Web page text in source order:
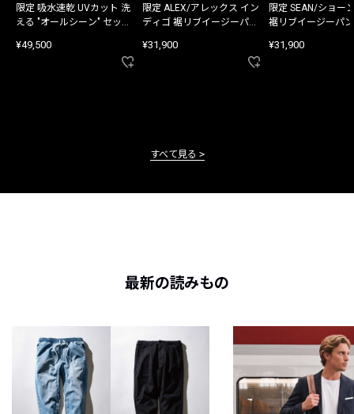
限定 吸水速乾 UVカット 洗
える "オールシーン" セット
¥49,500
限定 ALEX/アレックス イン
ディゴ 裾リブイージーパン
¥31,900
限定 SEAN/ショー
裾リブイージーパ
¥31,900
すべて見る
最新の読みもの